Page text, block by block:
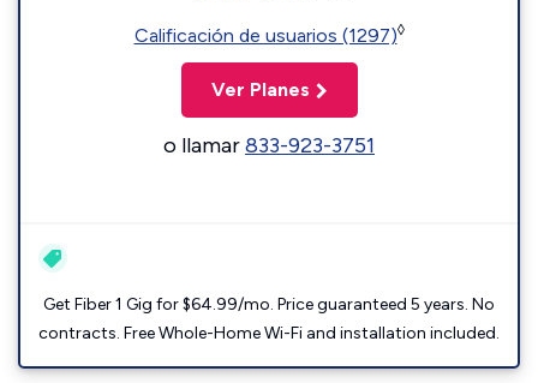
Calificación de usuarios (1297)◊
Ver Planes
o llamar833-923-3751
Get Fiber 1 Gig for $64.99/mo. Price guaranteed 5 years. No
contracts. Free Whole-Home Wi-Fi and installation included.